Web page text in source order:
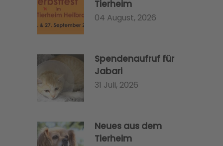
Tierheim
04 August, 2026
Spendenaufruf für
Jabari
31 Juli, 2026
Neues aus dem
Tierheim